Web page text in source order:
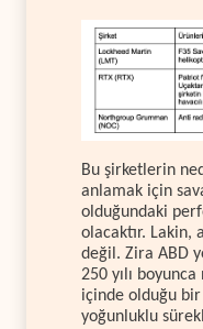
Bu şirketlerin
anlamak için
olduğundaki
olacaktır. Lakin,
değil. Zira ABD
250 yılı
içinde olduğu
yoğunluklu